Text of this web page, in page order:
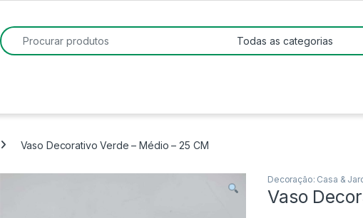
Procurar:
Vaso Decorativo Verde – Médio – 25 CM
Decoração: Casa &
Vaso